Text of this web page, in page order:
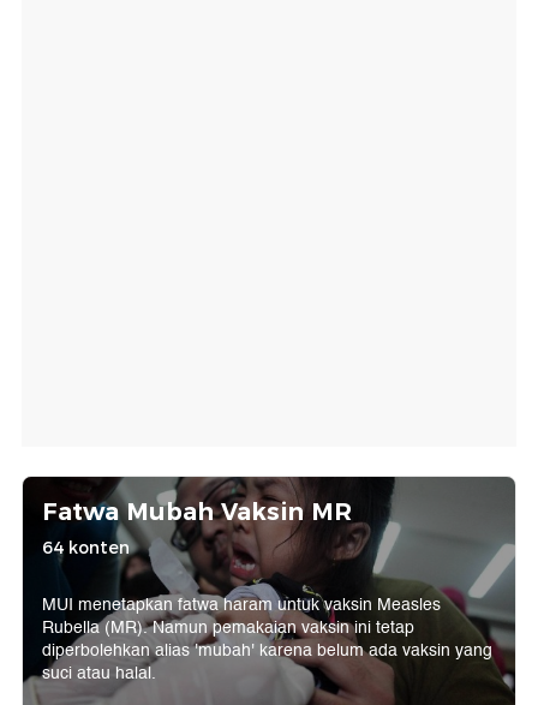
Fatwa Mubah Vaksin MR
64 konten
MUI menetapkan fatwa haram untuk vaksin Measles
Rubella (MR). Namun pemakaian vaksin ini tetap
diperbolehkan alias 'mubah' karena belum ada vaksin yang
suci atau halal.